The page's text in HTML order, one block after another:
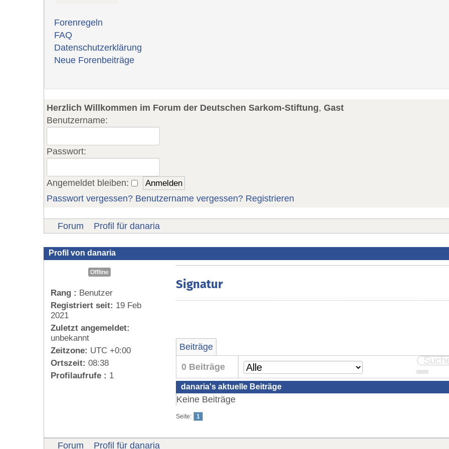
Forenregeln
FAQ
Datenschutzerklärung
Neue Forenbeiträge
Herzlich Willkommen im Forum der Deutschen Sarkom-Stiftung, Gast
Benutzername:
Passwort:
Angemeldet bleiben:
Passwort vergessen? Benutzername vergessen? Registrieren
Forum Profil für danaria
Profil von danaria
Offline
Rang : Benutzer
Registriert seit: 19 Feb
2021
Zuletzt angemeldet:
unbekannt
Zeitzone: UTC +0:00
Ortszeit: 08:38
Profilaufrufe : 1
Signatur
Beiträge
0 Beiträge
danaria's aktuelle Beiträge
Keine Beiträge
Seite: 1
Forum Profil für danaria